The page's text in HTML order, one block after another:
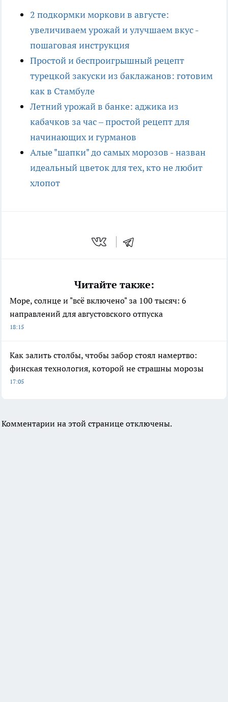
2 подкормки моркови в августе:
увеличиваем урожай и улучшаем вкус -
пошаговая инструкция
Простой и беспроигрышный рецепт
турецкой закуски из баклажанов: готовим
как в Стамбуле
Летний урожай в банке: аджика из
кабачков за час – простой рецепт для
начинающих и гурманов
Алые "шапки" до самых морозов - назван
идеальный цветок для тех, кто не любит
хлопот
Читайте также:
Море, солнце и "всё включено" за 100 тысяч: 6
направлений для августовского отпуска
18:15
Как залить столбы, чтобы забор стоял намертво:
финская технология, которой не страшны морозы
17:05
Комментарии на этой странице отключены.